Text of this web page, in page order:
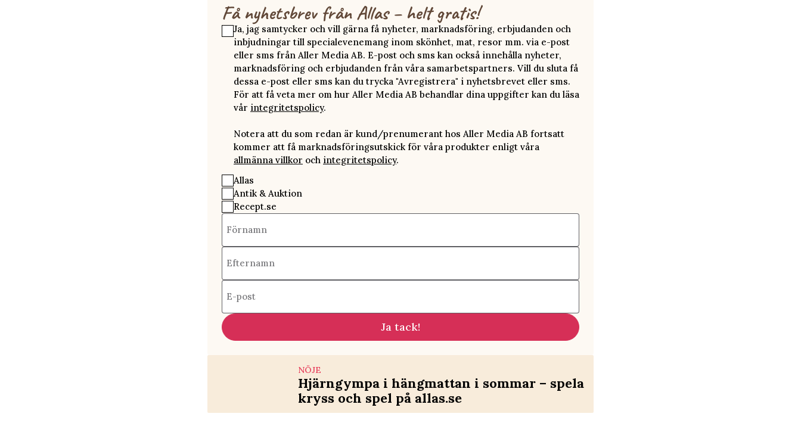
Få nyhetsbrev från Allas – helt gratis!
Ja, jag samtycker och vill gärna få nyheter, marknadsföring, erbjudanden och
inbjudningar till specialevenemang inom skönhet, mat, resor mm. via e-post
eller sms från Aller Media AB. E-post och sms kan också innehålla nyheter,
marknadsföring och erbjudanden från våra samarbetspartners. Vill du sluta få
dessa e-post eller sms kan du trycka "Avregistrera" i nyhetsbrevet eller sms.
För att få veta mer om hur Aller Media AB behandlar dina uppgifter kan du läsa
vår integritetspolicy.
Notera att du som redan är kund/prenumerant hos Aller Media AB fortsatt
kommer att få marknadsföringsutskick för våra produkter enligt våra
allmänna villkor och integritetspolicy.
Allas
Antik & Auktion
Recept.se
Förnamn
Efternamn
E-post
Ja tack!
NÖJE
Hjärngympa i hängmattan i sommar – spela
kryss och spel på allas.se